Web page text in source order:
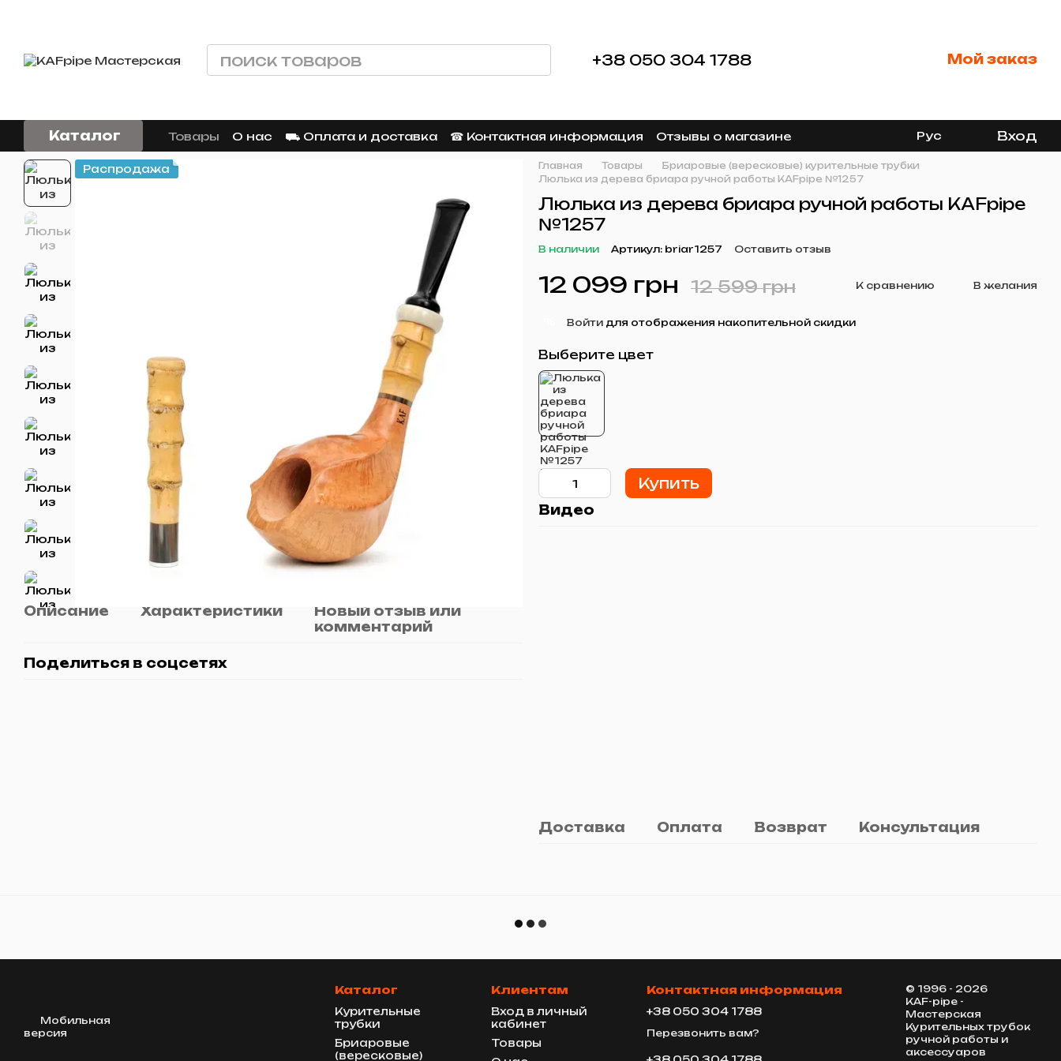
+38 050 304 1788 Мой заказ
Каталог Товары О нас ⛟ Оплата и доставка ☎︎ Контактная информация Отзывы о магазине Рус Вход
Распродажа
Описание Характеристики
Новый отзыв или
комментарий
Поделиться в соцсетях
Главная Товары
Бриаровые (вересковые) курительные трубки
Люлька из дерева бриара ручной работы KAFpipe №1257
Люлька из дерева бриара ручной работы KAFpipe
№1257
В наличии Артикул: briar1257 Оставить отзыв
12 099 грн 12 599 грн К сравнению В желания
Войти для отображения накопительной скидки
Выберите цвет
Купить
Видео
Доставка Оплата Возврат Консультация
Мобильная
версия
Каталог
Курительные
трубки
Бриаровые
(вересковые)
Клиентам
Вход в личный
кабинет
Товары
Контактная информация
+38 050 304 1788
Перезвонить вам?
© 1996 - 2026
KAF-pipe -
Мастерская
Курительных трубок
ручной работы и
аксессуаров